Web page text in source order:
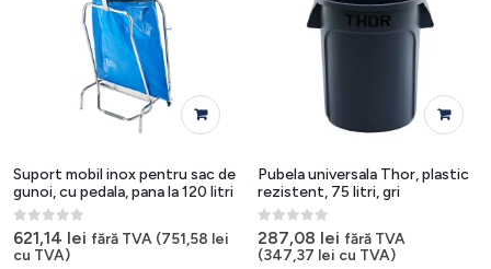
Suport mobil inox pentru sac de
gunoi, cu pedala, pana la 120 litri
0out of 5
621,14 lei fără TVA (751,58 lei
cu TVA)
Pubela universala Thor, plastic
rezistent, 75 litri, gri
0out of 5
287,08 lei fără TVA
(347,37 lei cu TVA)